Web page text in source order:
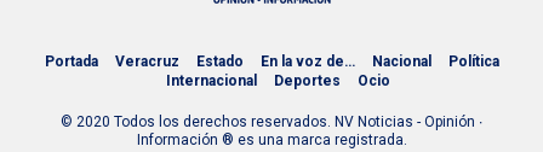
Portada Veracruz Estado En la voz de… Nacional
Política
Internacional
Deportes Ocio
© 2020 Todos los derechos reservados. NV Noticias - Opinión ∙
Información ® es una marca registrada.